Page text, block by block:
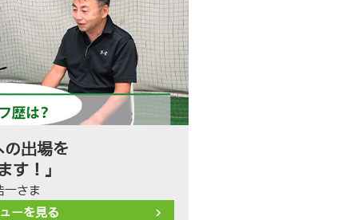
の出場を
す！」
一さま
ーを見る